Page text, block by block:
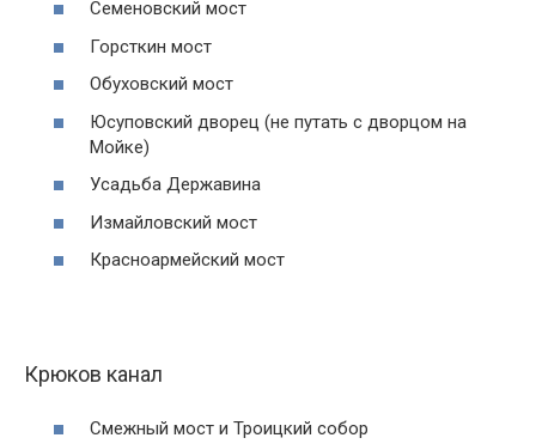
Семеновский мост
Горсткин мост
Обуховский мост
Юсуповский дворец (не путать с дворцом на
Мойке)
Усадьба Державина
Измайловский мост
Красноармейский мост
Крюков канал
Смежный мост и Троицкий собор